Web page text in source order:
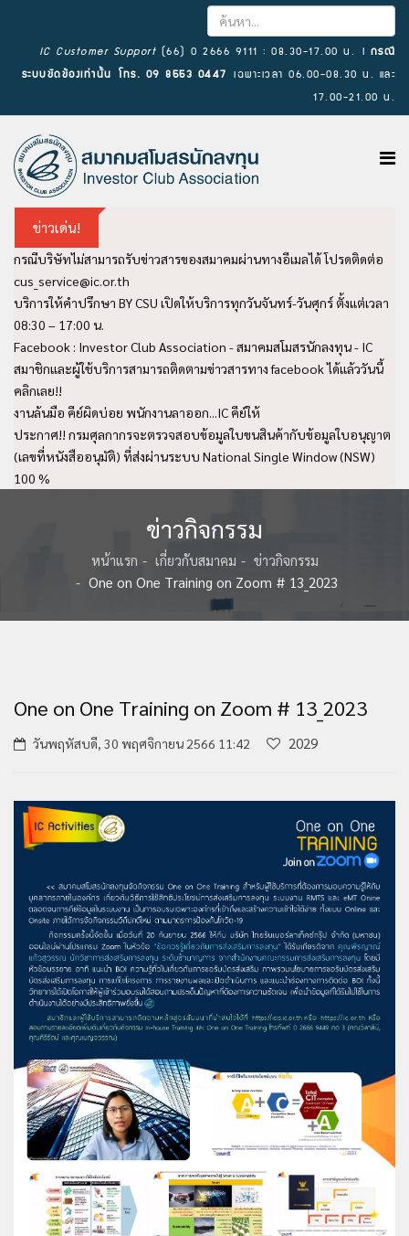
IC Customer Support (66) 0 2666 9111 : 08.30-17.00 น. l กรณี
ระบบขัดข้องเท่านั้น โทร. 09 8553 0447 เฉพาะเวลา 06.00-08.30 น. และ
17.00-21.00 น.
ข่าวเด่น!
กรณีบริษัทไม่สามารถรับข่าวสารของสมาคมผ่านทางอีเมลได้ โปรดติดต่อ
cus_service@ic.or.th
บริการให้คำปรึกษา BY CSU เปิดให้บริการทุกวันจันทร์-วันศุกร์ ตั้งแต่เวลา
08:30 – 17:00 น.
Facebook : Investor Club Association - สมาคมสโมสรนักลงทุน - IC
สมาชิกและผู้ใช้บริการสามารถติดตามข่าวสารทาง facebook ได้แล้ววันนี้
คลิกเลย!!
งานล้นมือ คีย์ผิดบ่อย พนักงานลาออก...IC คีย์ให้
ประกาศ!! กรมศุลกากรจะตรวจสอบข้อมูลใบขนสินค้ากับข้อมูลใบอนุญาต
(เลขที่หนังสืออนุมัติ) ที่ส่งผ่านระบบ National Single Window (NSW)
100 %
ข่าวกิจกรรม
หน้าแรก เกี่ยวกับสมาคม
ข่าวกิจกรรม
One on One Training on Zoom # 13_2023
One on One Training on Zoom # 13_2023
วันพฤหัสบดี, 30 พฤศจิกายน 2566 11:42 2029
×